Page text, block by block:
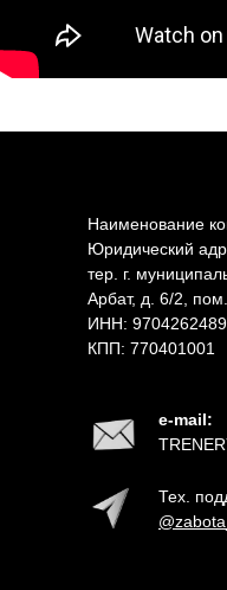
Наименование
Юридический
тер. г.
Арбат, д. 6/2,
ИНН: 9704262489
КПП: 770401001
e-mail:
Тех.
@zabota_